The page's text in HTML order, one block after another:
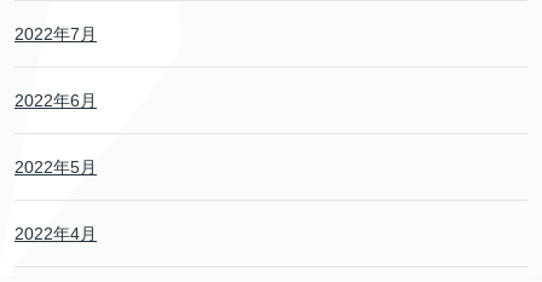
2022年7月
2022年6月
2022年5月
2022年4月